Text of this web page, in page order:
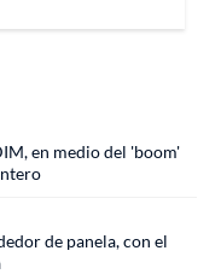
en medio del 'boom'
de panela, con el